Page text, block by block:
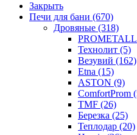
Закрыть
Печи для бани (670)
Дровяные (318)
Технолит (5)
Везувий (162)
Etna (15)
ASTON (9)
ComfortProm
TMF (26)
Березка (25)
Теплодар (20)